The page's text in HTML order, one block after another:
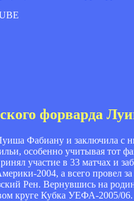
форварда
Фабиану и заключила с
особенно учитывая тот
участие в 33 матчах и
2004, а всего провел
Рен. Вернувшись на
круге Кубка УЕФА-2005/06.